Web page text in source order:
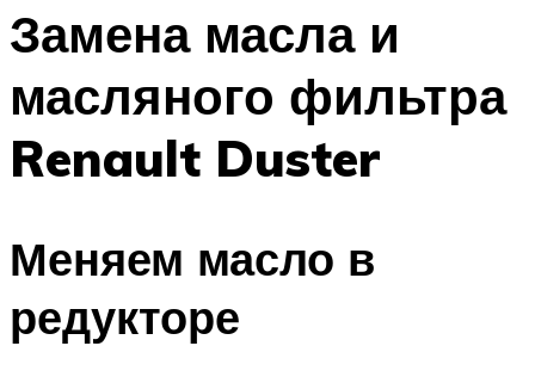
Замена масла и
масляного фильтра
Renault Duster
Меняем масло в
редукторе